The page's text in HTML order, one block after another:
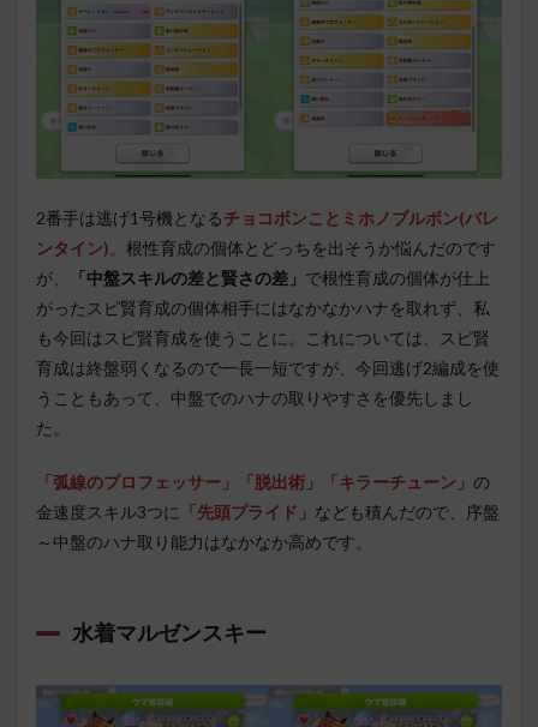
2番手は逃げ1号機となるチョコボンことミホノブルボン(バレ
ンタイン)。根性育成の個体とどっちを出そうか悩んだのです
が、
「中盤スキルの差と賢さの差」 で根性育成の個体が仕上
がったスピ賢育成の個体相手にはなかなかハナを取れず、私
も今回はスピ賢育成を使うことに。これについては、スピ賢
育成は終盤弱くなるので一長一短ですが、今回逃げ2編成を使
うこともあって、中盤でのハナの取りやすさを優先しまし
た。
「弧線のプロフェッサー」「脱出術」「キラーチューン」 の
金速度スキル3つに 「先頭プライド」 なども積んだので、序盤
～中盤のハナ取り能力はなかなか高めです。
水着マルゼンスキー